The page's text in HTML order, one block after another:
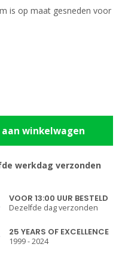
is op maat gesneden voor
winkelwagen
werkdag verzonden
VOOR 13:00 UUR BESTELD
Dezelfde dag verzonden
25 YEARS OF EXCELLENCE
1999 - 2024